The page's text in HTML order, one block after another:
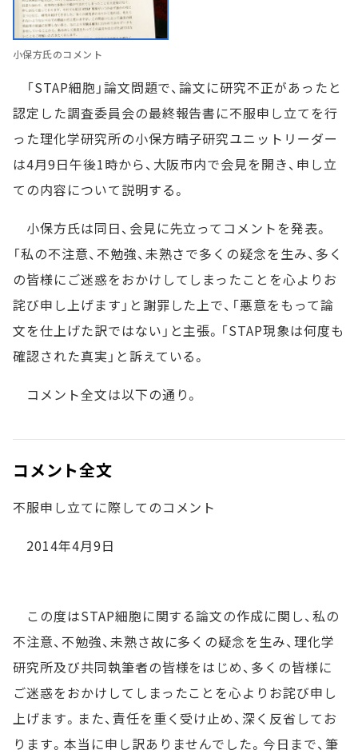
小保方氏のコメント
「STAP細胞」論文問題で、論文に研究不正があったと
認定した調査委員会の最終報告書に不服申し立てを行
った理化学研究所の小保方晴子研究ユニットリーダー
は4月9日午後1時から、大阪市内で会見を開き、申し立
ての内容について説明する。
小保方氏は同日、会見に先立ってコメントを発表。
「私の不注意、不勉強、未熟さで多くの疑念を生み、多く
の皆様にご迷惑をおかけしてしまったことを心よりお
詫び申し上げます」と謝罪した上で、「悪意をもって論
文を仕上げた訳ではない」と主張。「STAP現象は何度も
確認された真実」と訴えている。
コメント全文は以下の通り。
コメント全文
不服申し立てに際してのコメント
2014年4月9日
この度はSTAP細胞に関する論文の作成に関し、私の
不注意、不勉強、未熟さ故に多くの疑念を生み、理化学
研究所及び共同執筆者の皆様をはじめ、多くの皆様に
ご迷惑をおかけしてしまったことを心よりお詫び申し
上げます。また、責任を重く受け止め、深く反省してお
ります。本当に申し訳ありませんでした。今日まで、筆